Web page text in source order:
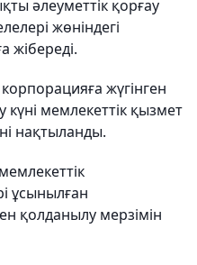
әлеуметтік қорғау
жөніндегі
жібереді.
жүгінген
мемлекеттік қызмет
нақтыланды.
ұсынылған
қолданылу мерзімін